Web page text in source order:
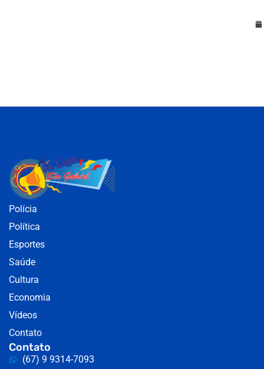
Polícia
Política
Esportes
Saúde
Cultura
Economia
Vídeos
Contato
Contato
(67) 9 9314-7093